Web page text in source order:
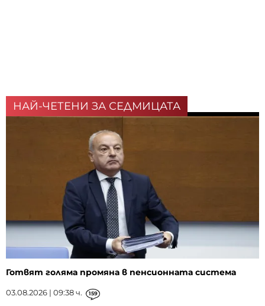
НАЙ-ЧЕТЕНИ ЗА СЕДМИЦАТА
Готвят голяма промяна в пенсионната система
03.08.2026 | 09:38 ч. 159